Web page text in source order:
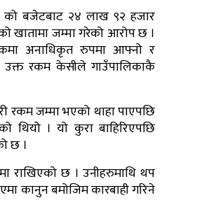
बजेटबाट २४ लाख ९२ हजार
खातामा जम्मा गरेको आरोप छ ।
अनाधिकृत रुपमा आफ्नो र
उक्त रकम केसीले गाउँपालिकाकै
रकम जम्मा भएको थाहा पाएपछि
थियो । यो कुरा बाहिरिएपछि
छ ।
राखिएको छ । उनीहरुमाथि थप
कानुन बमोजिम कारबाही गरिने